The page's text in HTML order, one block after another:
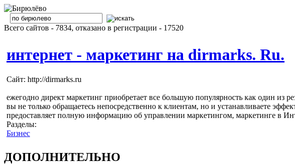
Всего сайтов - 7834, отказано в регистрации - 17520
интернет - маркетинг на dirmarks. Ru.
Сайт: http://dirmarks.ru
ежегодно директ маркетинг приобретает все большую популярность как один из
вы не только обращаетесь непосредственно к клиентам, но и устанавливаете
предоставляет полную информацию об управлении маркетингом, маркетинге в
Разделы:
Бизнес
ДОПОЛНИТЕЛЬНО